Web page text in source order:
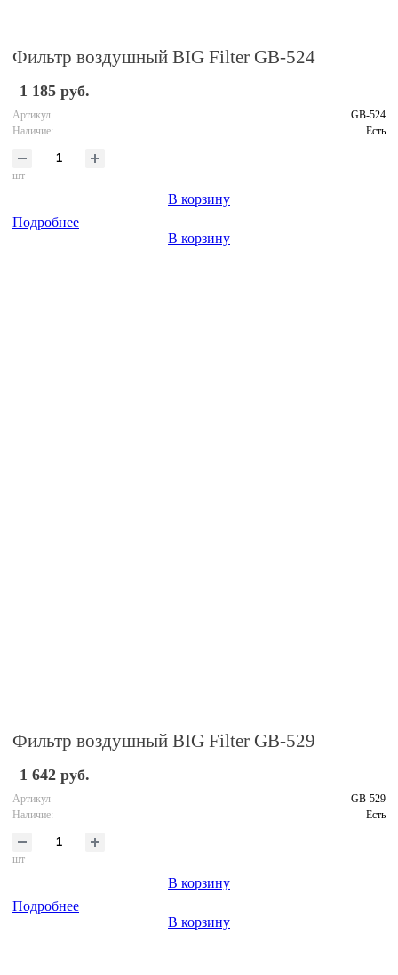
Фильтр воздушный BIG Filter GB-524
1 185 руб.
Артикул
GB-524
Наличие:
Есть
шт
В корзину
Подробнее
В корзину
Фильтр воздушный BIG Filter GB-529
1 642 руб.
Артикул
GB-529
Наличие:
Есть
шт
В корзину
Подробнее
В корзину